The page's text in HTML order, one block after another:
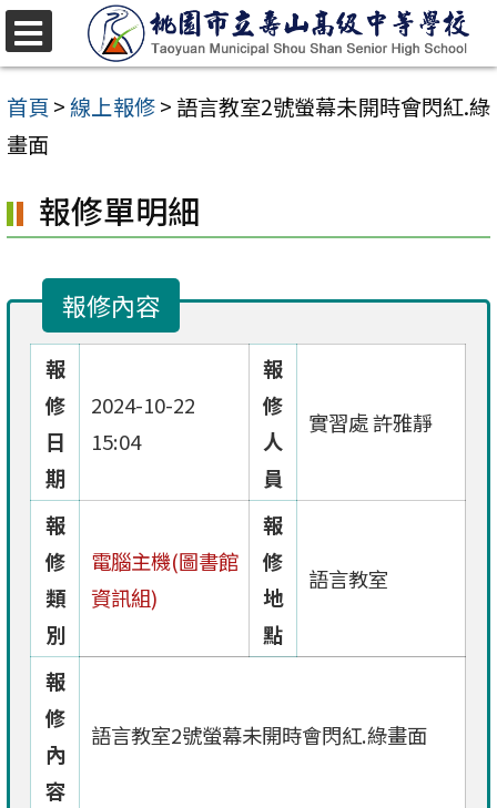
跳
至
主
要
容
區
首頁 >線上報修> 語言教室2號螢幕未開時會閃紅.綠
畫面
報修單明細
報修內容
報
修
日
期
2024-10-22
15:04
報
修
人
員
實習處 許雅靜
報
修
類
別
電腦主機(圖書館
資訊組)
報
修
地
點
語言教室
報
修
內
容
語言教室2號螢幕未開時會閃紅.綠畫面
選
單